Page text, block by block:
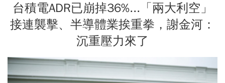
台積電ADR已崩掉36%...「兩大利空」
接連襲擊、半導體業挨重拳，謝金河：
沉重壓力來了